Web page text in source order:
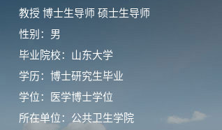
教授 博士生导师 硕士生导师
性别：男
毕业院校：山东大学
学历：博士研究生毕业
学位：医学博士学位
所在单位：公共卫生学院